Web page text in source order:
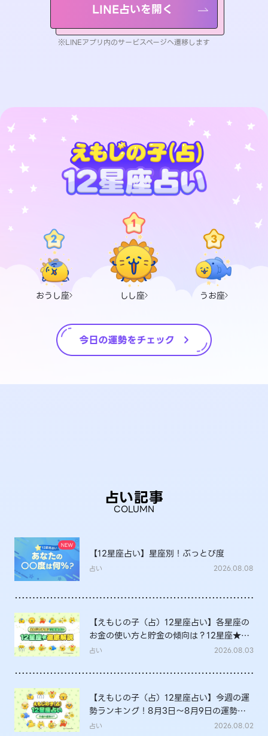
LINE占いを開く
※LINEアプリ内のサービスページへ遷移します
おうし座 しし座 うお座
占い記事
COLUMN
【12星座占い】星座別！ぶっとび度
占い 2026.08.08
【えもじの子（占）12星座占い】各星座の
お金の使い方と貯金の傾向は？12星座★徹
底解説
占い 2026.08.03
【えもじの子（占）12星座占い】今週の運
勢ランキング！8月3日～8月9日の運勢
は？
占い 2026.08.02